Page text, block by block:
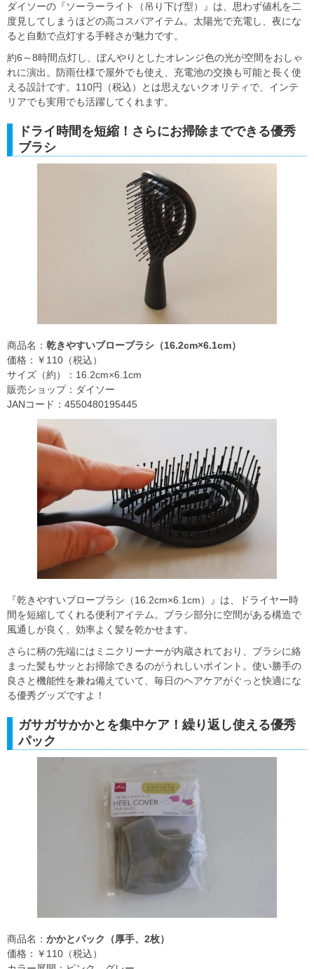
ダイソーの『ソーラーライト（吊り下げ型）』は、思わず値札を二
度見してしまうほどの高コスパアイテム。太陽光で充電し、夜にな
ると自動で点灯する手軽さが魅力です。
約6～8時間点灯し、ぼんやりとしたオレンジ色の光が空間をおしゃ
れに演出。防雨仕様で屋外でも使え、充電池の交換も可能と長く使
える設計です。110円（税込）とは思えないクオリティで、インテ
リアでも実用でも活躍してくれます。
ドライ時間を短縮！さらにお掃除までできる優秀
ブラシ
商品名： 乾きやすいブローブラシ（16.2cm×6.1cm）
価格：￥110（税込）
サイズ（約）：16.2cm×6.1cm
販売ショップ：ダイソー
JANコード：4550480195445
『乾きやすいブローブラシ（16.2cm×6.1cm）』は、ドライヤー時
間を短縮してくれる便利アイテム。ブラシ部分に空間がある構造で
風通しが良く、効率よく髪を乾かせます。
さらに柄の先端にはミニクリーナーが内蔵されており、ブラシに絡
まった髪もサッとお掃除できるのがうれしいポイント。使い勝手の
良さと機能性を兼ね備えていて、毎日のヘアケアがぐっと快適にな
る優秀グッズですよ！
ガサガサかかとを集中ケア！繰り返し使える優秀
パック
商品名： かかとパック（厚手、2枚）
価格：￥110（税込）